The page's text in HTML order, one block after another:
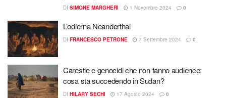
DI SIMONE MARGHERI 1 Novembre 2024 0
L’odierna Neanderthal
DI FRANCESCO PETRONE 7 Settembre 2024 0
Carestie e genocidi che non fanno audience:
cosa sta succedendo in Sudan?
DI HILARY SECHI 17 Agosto 2024 0